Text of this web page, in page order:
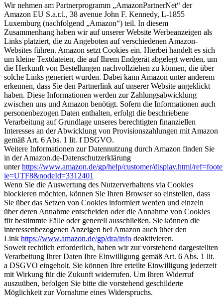
Wir nehmen am Partnerprogramm „AmazonPartnerNet“ der
Amazon EU S.a.r.l., 38 avenue John F. Kennedy, L-1855
Luxemburg (nachfolgend „Amazon“) teil. In diesem
Zusammenhang haben wir auf unserer Website Werbeanzeigen als
Links platziert, die zu Angeboten auf verschiedenen Amazon-
Websites führen. Amazon setzt Cookies ein. Hierbei handelt es sich
um kleine Textdateien, die auf Ihrem Endgerät abgelegt werden, um
die Herkunft von Bestellungen nachvollziehen zu können, die über
solche Links generiert wurden. Dabei kann Amazon unter anderem
erkennen, dass Sie den Partnerlink auf unserer Website angeklickt
haben. Diese Informationen werden zur Zahlungsabwicklung
zwischen uns und Amazon benötigt. Sofern die Informationen auch
personenbezogen Daten enthalten, erfolgt die beschriebene
Verarbeitung auf Grundlage unseres berechtigten finanziellen
Interesses an der Abwicklung von Provisionszahlungen mit Amazon
gemäß Art. 6 Abs. 1 lit. f DSGVO.
Weitere Informationen zur Datennutzung durch Amazon finden Sie
in der Amazon.de-Datenschutzerklärung
unterhttps://www.amazon.de/gp/help/customer/display.html/
ie=UTF8&nodeId=3312401
Wenn Sie die Auswertung des Nutzerverhaltens via Cookies
blockieren möchten, können Sie Ihren Browser so einstellen, dass
Sie über das Setzen von Cookies informiert werden und einzeln
über deren Annahme entscheiden oder die Annahme von Cookies
für bestimmte Fälle oder generell ausschließen. Sie können die
interessenbezogenen Anzeigen bei Amazon auch über den
Link https://www.amazon.de/gp/dra/info deaktivieren.
Soweit rechtlich erforderlich, haben wir zur vorstehend dargestellten
Verarbeitung Ihrer Daten Ihre Einwilligung gemäß Art. 6 Abs. 1 lit.
a DSGVO eingeholt. Sie können Ihre erteilte Einwilligung jederzeit
mit Wirkung für die Zukunft widerrufen. Um Ihren Widerruf
auszuüben, befolgen Sie bitte die vorstehend geschilderte
Möglichkeit zur Vornahme eines Widerspruchs.